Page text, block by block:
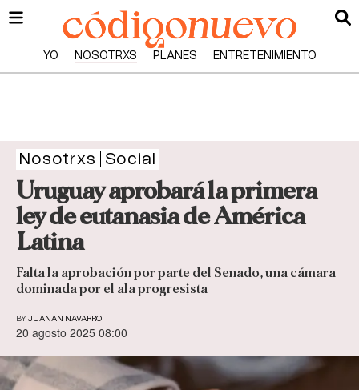
YO NOSOTRXS PLANES ENTRETENIMIENTO
Nosotrxs Social
Uruguay aprobará la primera
ley de eutanasia de América
Latina
Falta la aprobación por parte del Senado, una cámara
dominada por el ala progresista
BY JUANAN NAVARRO
20 agosto 2025 08:00